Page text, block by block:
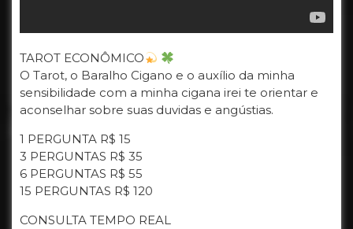
TAROT ECONÔMICO
O Tarot, o Baralho Cigano e o auxílio da minha
sensibilidade com a minha cigana irei te orientar e
aconselhar sobre suas duvidas e angústias.
1 PERGUNTA R$ 15
3 PERGUNTAS R$ 35
6 PERGUNTAS R$ 55
15 PERGUNTAS R$ 120
CONSULTA TEMPO REAL